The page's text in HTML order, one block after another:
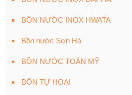
BỒN NƯỚC INOX HWATA
Bồn nước Sơn Hà
BỒN NƯỚC TOÀN MỸ
BỒN TỰ HOẠI